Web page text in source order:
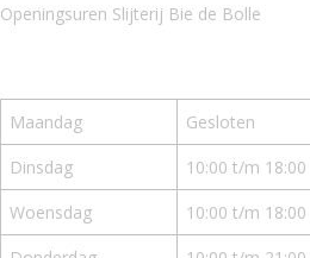
Openingsuren Slijterij Bie de Bolle
Maandag
Gesloten
Dinsdag
10:00 t/m 18:00
Woensdag
10:00 t/m 18:00